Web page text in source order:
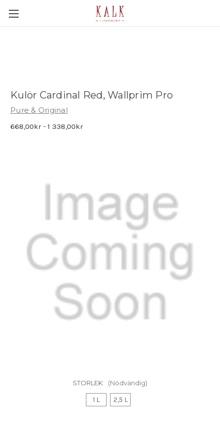
Kulör Cardinal Red, Wallprim Pro
Pure & Original
668,00kr - 1 338,00kr
STORLEK: (Nödvändig)
1 L 2,5 L